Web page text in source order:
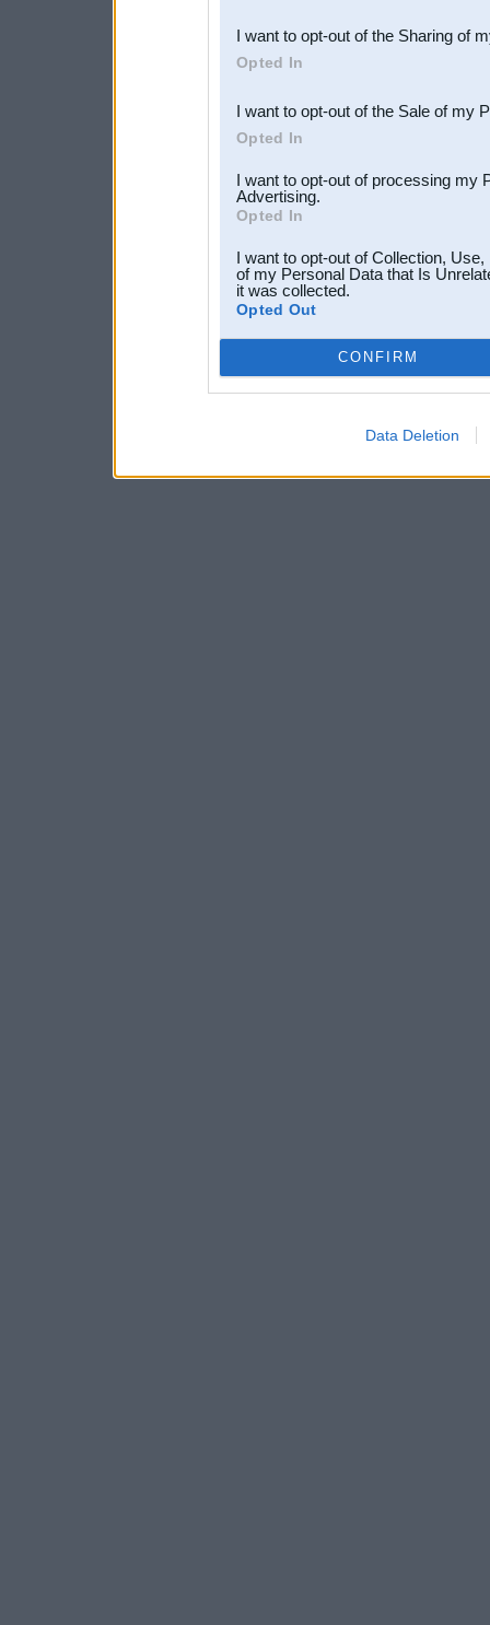
Downstream Participants
third parties.
I want to opt-out of the Sharing of
Opted In
I want to opt-out of the Sale of my
Opted In
I want to opt-out of processing my
Advertising.
Opted In
I want to opt-out of Collection,
of my Personal Data that Is
it was collected.
Opted Out
CONFIRM
Data Deletion